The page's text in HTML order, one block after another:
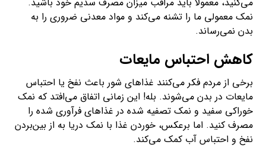
نمک معمولی ما را تشنه می‌کند و مواد معدنی ضروری را به
بدن نمی‌رساند.
کاهش احتباس مایعات
برخی از مردم فکر می‌کنند غذاهای شور باعث نفخ یا احتباس
مایعات در بدن می‌شوند. بله! این زمانی اتفاق می‌افتد که نمک
خوراکی سفید و نمک تصفیه‌ شده در غذاهای فرآوری شده را
مصرف کنید. اما برعکس، ‌خوردن غذا با نمک دریا به از بین‌بردن
نفخ و احتباس آب کمک می‌کند.